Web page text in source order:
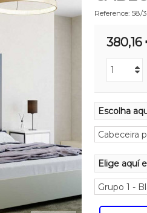
Reference: 58/
Escolha
Elige aquí